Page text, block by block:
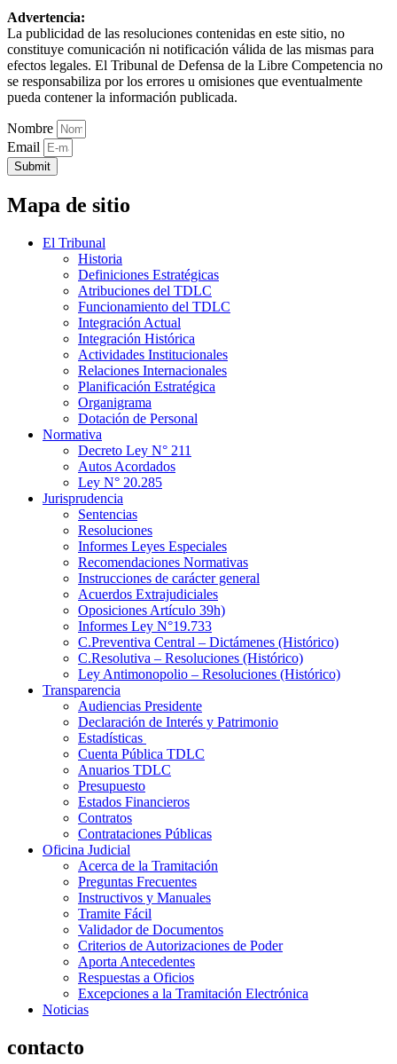
Advertencia:
La publicidad de las resoluciones contenidas en este sitio, no
constituye comunicación ni notificación válida de las mismas para
efectos legales. El Tribunal de Defensa de la Libre Competencia no
se responsabiliza por los errores u omisiones que eventualmente
pueda contener la información publicada.
Nombre
Email
Submit
Mapa de sitio
El Tribunal
Historia
Definiciones Estratégicas
Atribuciones del TDLC
Funcionamiento del TDLC
Integración Actual
Integración Histórica
Actividades Institucionales
Relaciones Internacionales
Planificación Estratégica
Organigrama
Dotación de Personal
Normativa
Decreto Ley N° 211
Autos Acordados
Ley N° 20.285
Jurisprudencia
Sentencias
Resoluciones
Informes Leyes Especiales
Recomendaciones Normativas
Instrucciones de carácter general
Acuerdos Extrajudiciales
Oposiciones Artículo 39h)
Informes Ley N°19.733
C.Preventiva Central – Dictámenes (Histórico)
C.Resolutiva – Resoluciones (Histórico)
Ley Antimonopolio – Resoluciones (Histórico)
Transparencia
Audiencias Presidente
Declaración de Interés y Patrimonio
Estadísticas
Cuenta Pública TDLC
Anuarios TDLC
Presupuesto
Estados Financieros
Contratos
Contrataciones Públicas
Oficina Judicial
Acerca de la Tramitación
Preguntas Frecuentes
Instructivos y Manuales
Tramite Fácil
Validador de Documentos
Criterios de Autorizaciones de Poder
Aporta Antecedentes
Respuestas a Oficios
Excepciones a la Tramitación Electrónica
Noticias
contacto